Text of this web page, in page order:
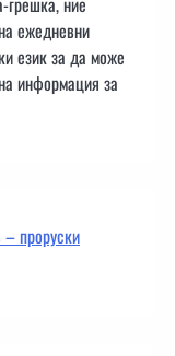
ежедневни
език за да може
информация за
проруски